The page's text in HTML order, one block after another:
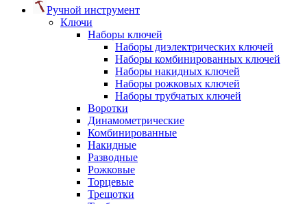
Ручной инструмент
Ключи
Наборы ключей
Наборы диэлектрических ключей
Наборы комбинированных ключей
Наборы накидных ключей
Наборы рожковых ключей
Наборы трубчатых ключей
Воротки
Динамометрические
Комбинированные
Накидные
Разводные
Рожковые
Торцевые
Трещотки